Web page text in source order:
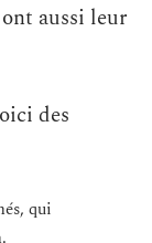
aussi leur
des
qui